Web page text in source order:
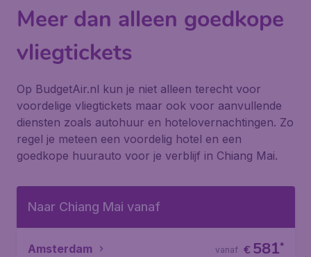
Meer dan alleen goedkope
vliegtickets
Op BudgetAir.nl kun je niet alleen terecht voor
voordelige vliegtickets maar ook voor aanvullende
diensten zoals autohuur en hotelovernachtingen. Zo
regel je meteen een voordelig hotel en een
goedkope huurauto voor je verblijf in Chiang Mai.
Naar Chiang Mai vanaf
Amsterdam €581*
vanaf